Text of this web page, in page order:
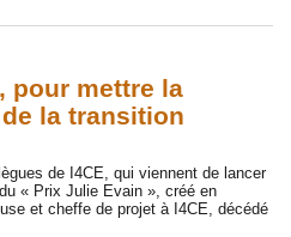
pour mettre la
la transition
de I4CE, qui viennent de lancer
« Prix Julie Evain », créé en
et cheffe de projet à I4CE, décédé